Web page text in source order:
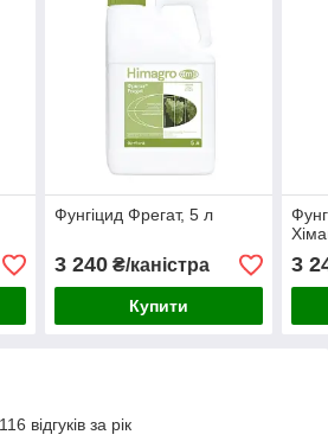
Фунгіцид Фрегат, 5 л
3 240₴/каністра
Купити
3
відгуків за рік